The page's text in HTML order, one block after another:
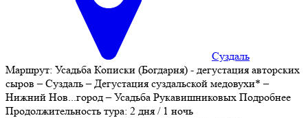
Суздаль
Маршрут: Усадьба Кописки (Богдарня) - дегустация авторских
сыров – Суздаль – Дегустация суздальской медовухи* –
Нижний Нов...город – Усадьба Рукавишниковых Подробнее
Продолжительность тура: 2 дня / 1 ночь